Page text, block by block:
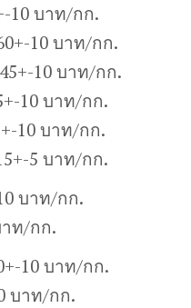
10 บาท/กก.
10 บาท/กก.
10 บาท/กก.
10 บาท/กก.
10 บาท/กก.
5 บาท/กก.
บาท/กก.
าท/กก.
10 บาท/กก.
บาท/กก.